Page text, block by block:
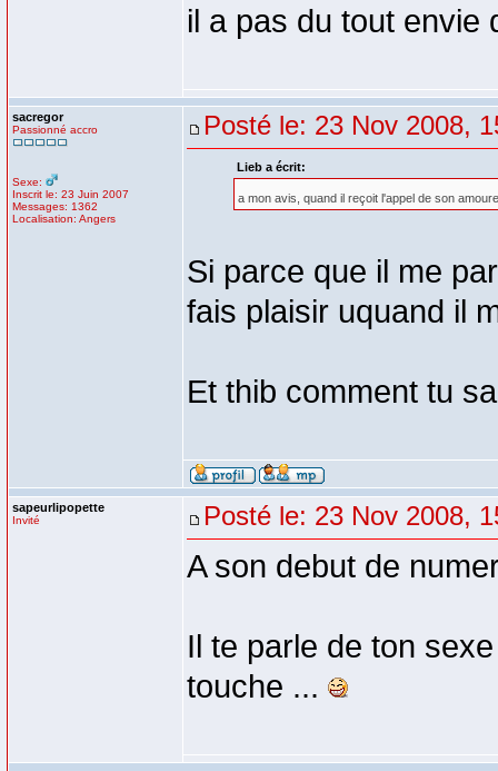
il a pas du tout envie
sacregor
Passionné accro
Sexe:
Inscrit le: 23 Juin 2007
Messages: 1362
Localisation: Angers
Posté le: 23 Nov 2008,
Lieb a écrit:
a mon avis, quand il reçoit l'appel de son
Si parce que il me
fais plaisir uquand il
Et thib comment tu
sapeurlipopette
Invité Posté le: 23 Nov 2008,
A son debut de
Il te parle de ton
touche ...